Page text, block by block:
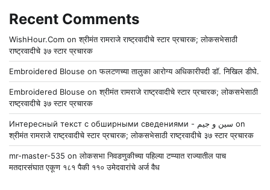
Recent Comments
WishHour.Com onश्रीमंत रामराजे राष्ट्रवादीचे स्टार प्रचारक; लोकसभेसाठी
राष्ट्रवादीचे ३७ स्टार प्रचारक
Embroidered Blouse onफलटणच्या तालुका आरोग्य अधिकारीपदी डॉ. निखिल डीघे.
Embroidered Blouse onश्रीमंत रामराजे राष्ट्रवादीचे स्टार प्रचारक; लोकसभेसाठी
राष्ट्रवादीचे ३७ स्टार प्रचारक
Интересный текст с обширными сведениями - سين و جيم on
श्रीमंत रामराजे राष्ट्रवादीचे स्टार प्रचारक; लोकसभेसाठी राष्ट्रवादीचे ३७ स्टार प्रचारक
mr-master-535 onलोकसभा निवडणुकीच्या पहिल्या टप्प्यात राज्यातील पाच
मतदारसंघात एकूण १८१ पैकी ११० उमेदवारांचे अर्ज वैध